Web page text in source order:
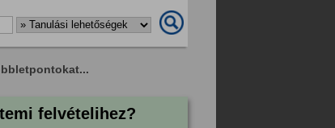
felvételihez?